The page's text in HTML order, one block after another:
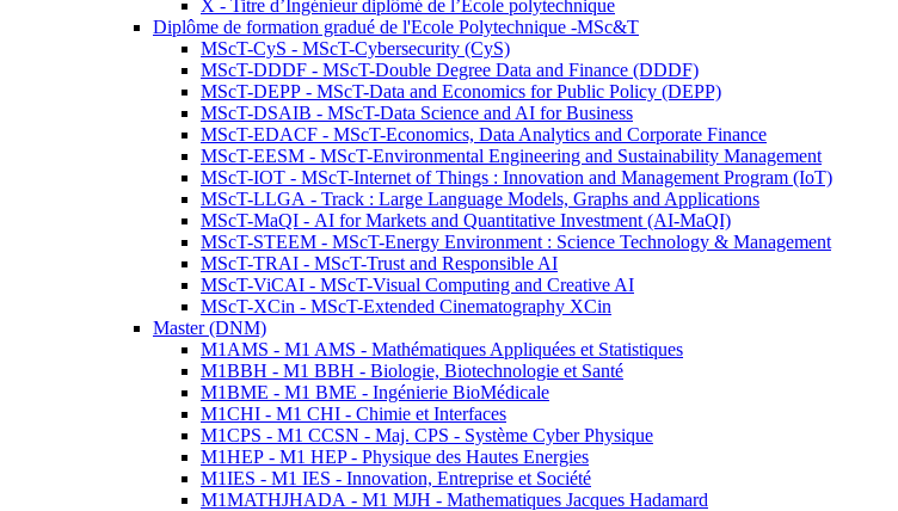
X - Titre d’Ingénieur diplômé de l’École polytechnique
Diplôme de formation gradué de l'Ecole Polytechnique -MSc&T
MScT-CyS - MScT-Cybersecurity (CyS)
MScT-DDDF - MScT-Double Degree Data and Finance (DDDF)
MScT-DEPP - MScT-Data and Economics for Public Policy (DEPP)
MScT-DSAIB - MScT-Data Science and AI for Business
MScT-EDACF - MScT-Economics, Data Analytics and Corporate Finance
MScT-EESM - MScT-Environmental Engineering and Sustainability Management
MScT-IOT - MScT-Internet of Things : Innovation and Management Program (IoT)
MScT-LLGA - Track : Large Language Models, Graphs and Applications
MScT-MaQI - AI for Markets and Quantitative Investment (AI-MaQI)
MScT-STEEM - MScT-Energy Environment : Science Technology & Management
MScT-TRAI - MScT-Trust and Responsible AI
MScT-ViCAI - MScT-Visual Computing and Creative AI
MScT-XCin - MScT-Extended Cinematography XCin
Master (DNM)
M1AMS - M1 AMS - Mathématiques Appliquées et Statistiques
M1BBH - M1 BBH - Biologie, Biotechnologie et Santé
M1BME - M1 BME - Ingénierie BioMédicale
M1CHI - M1 CHI - Chimie et Interfaces
M1CPS - M1 CCSN - Maj. CPS - Système Cyber Physique
M1HEP - M1 HEP - Physique des Hautes Energies
M1IES - M1 IES - Innovation, Entreprise et Société
M1MATHJHADA - M1 MJH - Mathematiques Jacques Hadamard